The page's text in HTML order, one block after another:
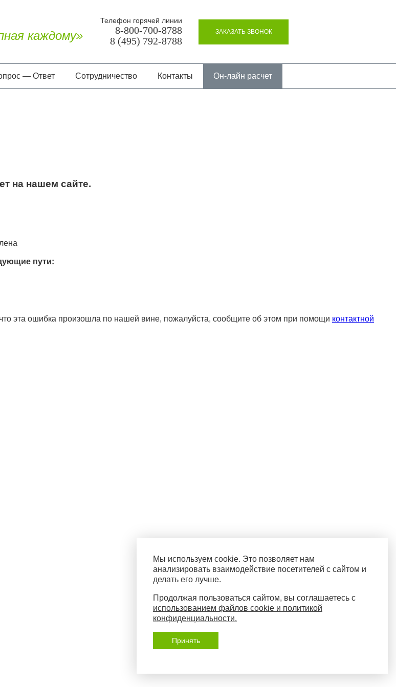
каждому»
Телефон горячей линии
8-800-700-8788
8 (495) 792-8788
ЗАКАЗАТЬ ЗВОНОК
— Ответ Сотрудничество Контакты Он-лайн расчет
на нашем сайте.
пути:
эта ошибка произошла по нашей вине, пожалуйста, сообщите об этом при помощи контактной
Мы используем cookie. Это позволяет нам
анализировать взаимодействие посетителей с сайтом и
делать его лучше.
Продолжая пользоваться сайтом, вы соглашаетесь с
использованием файлов cookie и политикой
конфиденциальности.
Принять